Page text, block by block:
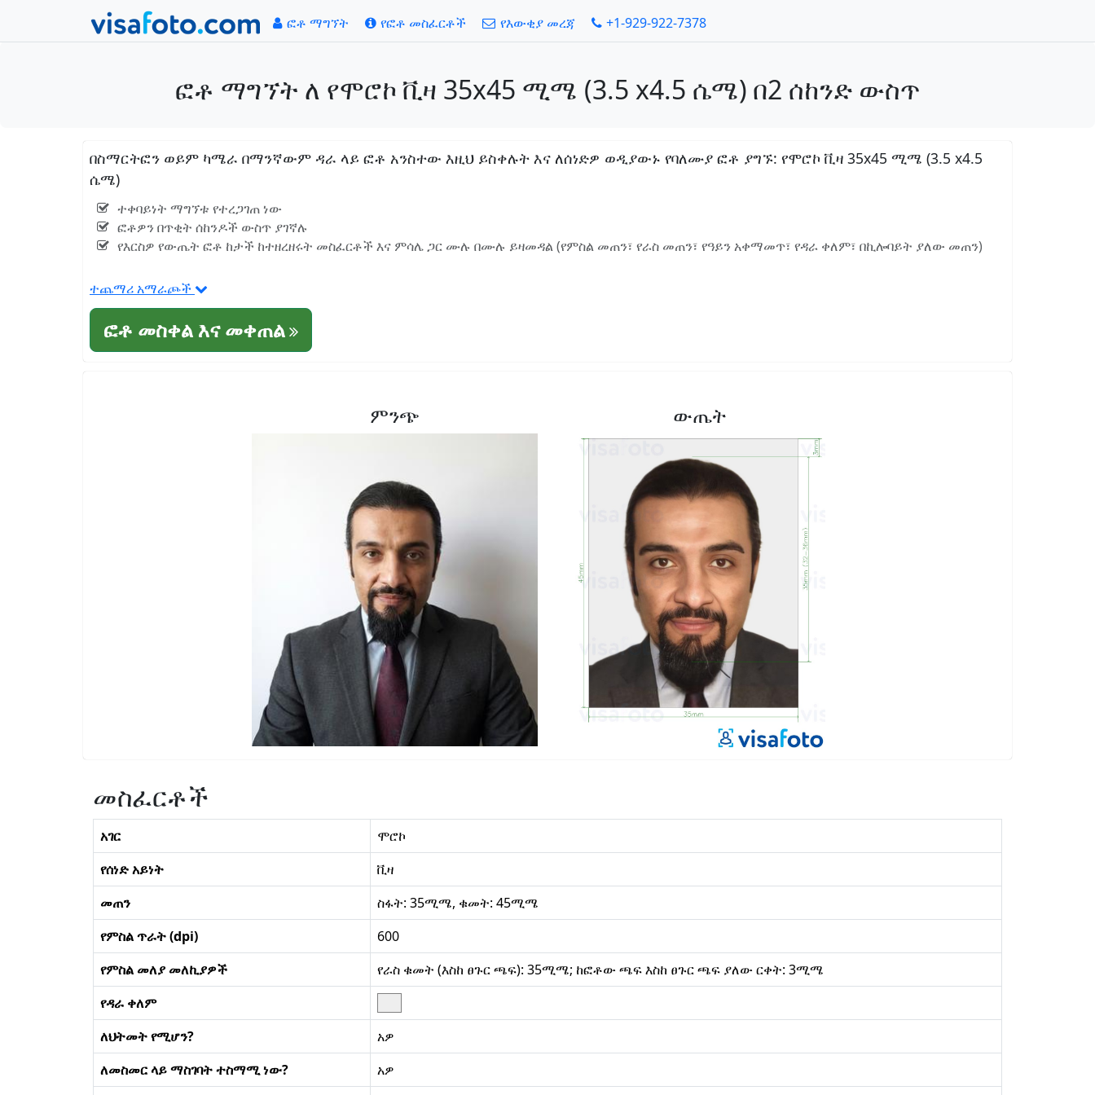
ፎቶ ማግኘት የፎቶ መስፈርቶች የእውቂያ መረጃ +1-929-922-7378
ፎቶ ማግኘት ለ የሞሮኮ ቪዛ 35x45 ሚሜ (3.5 x4.5 ሴሜ) በ2 ሰከንድ ውስጥ
በስማርትፎን ወይም ካሜራ በማንኛውም ዳራ ላይ ፎቶ አንስተው እዚህ ይስቀሉት እና ለሰነድዎ ወዲያውኑ የባለሙያ ፎቶ ያግኙ: የሞሮኮ ቪዛ 35x45 ሚሜ (3.5 x4.5
ሴሜ)
ተቀባይነት ማግኘቱ የተረጋገጠ ነው
ፎቶዎን በጥቂት ሰከንዶች ውስጥ ያገኛሉ
የእርስዎ የውጤት ፎቶ ከታች ከተዘረዘሩት መስፈርቶች እና ምሳሌ ጋር ሙሉ በሙሉ ይዛመዳል (የምስል መጠን፣ የራስ መጠን፣ የዓይን አቀማመጥ፣ የዳራ ቀለም፣ በኪሎባይት ያለው መጠን)
ተጨማሪ አማራጮች
ፎቶ መስቀል እና መቀጠል
ምንጭ ውጤት
መስፈርቶች
አገር
ሞሮኮ
የሰነድ አይነት
ቪዛ
መጠን
ስፋት: 35ሚሜ, ቁመት: 45ሚሜ
የምስል ጥራት (dpi)
600
የምስል መለያ መለኪያዎች
የራስ ቁመት (እስከ ፀጉር ጫፍ): 35ሚሜ; ከፎቶው ጫፍ እስከ ፀጉር ጫፍ ያለው ርቀት: 3ሚሜ
የዳራ ቀለም
ለህትመት የሚሆን?
አዎ
ለመስመር ላይ ማስገባት ተስማሚ ነው?
አዎ